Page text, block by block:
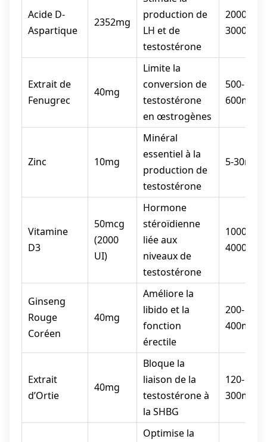
Acide D-
Aspartique
2352mg
production de
LH et de
testostérone
2000-
3000mg
Extrait de
Fenugrec
40mg
Limite la
conversion de
testostérone
en œstrogènes
500-
600mg
Zinc 10mg
Minéral
essentiel à la
production de
testostérone
5-30mg
Vitamine
D3
50mcg
(2000
UI)
Hormone
stéroïdienne
liée aux
niveaux de
testostérone
1000-
4000 UI
Ginseng
Rouge
Coréen
40mg
Améliore la
libido et la
fonction
érectile
200-
400mg
Extrait
d’Ortie
40mg
Bloque la
liaison de la
testostérone à
la SHBG
120-
300mg
Optimise la